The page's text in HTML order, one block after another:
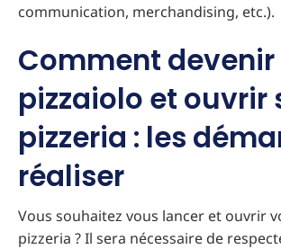
communication, merchandising, etc.).
Comment devenir
pizzaiolo et ouvrir
pizzeria : les
réaliser
Vous souhaitez vous lancer et ouvrir
pizzeria ? Il sera nécessaire de